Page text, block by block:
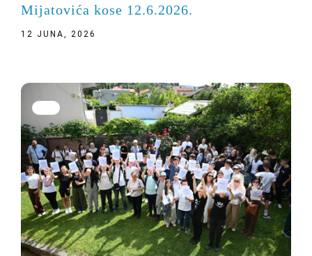
Mijatovića kose 12.6.2026.
12 JUNA, 2026